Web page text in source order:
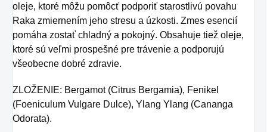
oleje, ktoré môžu pomôcť podporiť starostlivú povahu
Raka zmiernením jeho stresu a úzkosti. Zmes esencií
pomáha zostať chladný a pokojný. Obsahuje tiež oleje,
ktoré sú veľmi prospešné pre trávenie a podporujú
všeobecne dobré zdravie.
ZLOŽENIE: Bergamot (Citrus Bergamia), Fenikel
(Foeniculum Vulgare Dulce), Ylang Ylang (Cananga
Odorata).